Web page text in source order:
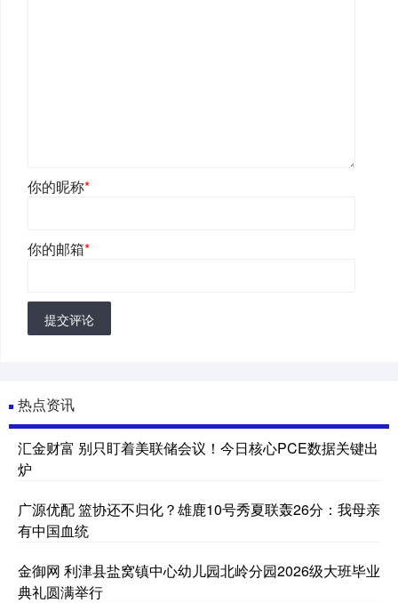
你的昵称*
你的邮箱*
提交评论
热点资讯
汇金财富 别只盯着美联储会议！今日核心PCE数据关键出
炉
广源优配 篮协还不归化？雄鹿10号秀夏联轰26分：我母亲
有中国血统
金御网 利津县盐窝镇中心幼儿园北岭分园2026级大班毕业
典礼圆满举行